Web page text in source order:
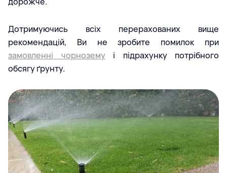
Дотримуючись всіх перерахованих вище
рекомендацій, Ви не зробите помилок при
замовленні чорноземуі підрахунку потрібного
обсягу ґрунту.